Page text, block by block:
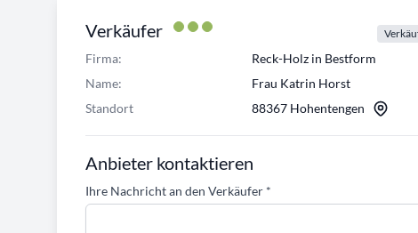
Verkäufer
Firma:
Reck-Holz in Bestform
Name:
Frau Katrin Horst
Standort
88367 Hohentengen
Anbieter kontaktieren
Ihre Nachricht an den Verkäufer *